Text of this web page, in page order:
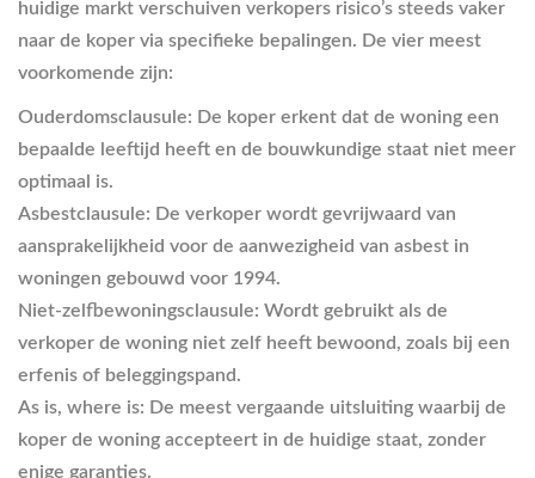
huidige markt verschuiven verkopers risico’s steeds vaker
naar de koper via specifieke bepalingen. De vier meest
voorkomende zijn:
Ouderdomsclausule: De koper erkent dat de woning een
bepaalde leeftijd heeft en de bouwkundige staat niet meer
optimaal is.
Asbestclausule: De verkoper wordt gevrijwaard van
aansprakelijkheid voor de aanwezigheid van asbest in
woningen gebouwd voor 1994.
Niet-zelfbewoningsclausule: Wordt gebruikt als de
verkoper de woning niet zelf heeft bewoond, zoals bij een
erfenis of beleggingspand.
As is, where is: De meest vergaande uitsluiting waarbij de
koper de woning accepteert in de huidige staat, zonder
enige garanties.